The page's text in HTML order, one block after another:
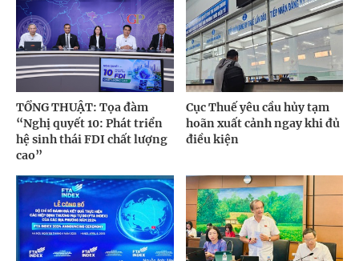
TỔNG THUẬT: Tọa đàm
“Nghị quyết 10: Phát triển
hệ sinh thái FDI chất lượng
cao”
Cục Thuế yêu cầu hủy tạm
hoãn xuất cảnh ngay khi đủ
điều kiện